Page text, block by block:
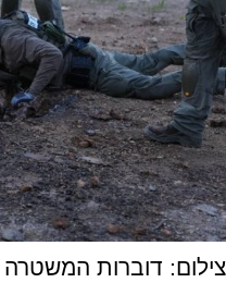
צילום: דוברות המשטרה